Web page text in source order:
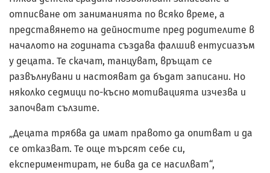
отписване от заниманията по всяко време, а
представянето на дейностите пред родителите в
началото на годината създава фалшив ентусиазъм
у децата. Те скачат, танцуват, връщат се
развълнувани и настояват да бъдат записани. Но
няколко седмици по-късно мотивацията изчезва и
започват сълзите.
„Децата трябва да имат правото да опитват и да
се отказват. Те още търсят себе си,
експериментират, не бива да се насилват“,